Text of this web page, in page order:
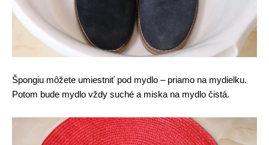
Špongiu môžete umiestniť pod mydlo – priamo na mydielku.
Potom bude mydlo vždy suché a miska na mydlo čistá.